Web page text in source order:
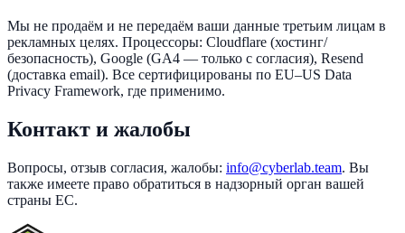
Мы не продаём и не передаём ваши данные третьим лицам в
рекламных целях. Процессоры: Cloudflare (хостинг/
безопасность), Google (GA4 — только с согласия), Resend
(доставка email). Все сертифицированы по EU–US Data
Privacy Framework, где применимо.
Контакт и жалобы
Вопросы, отзыв согласия, жалобы: info@cyberlab.team. Вы
также имеете право обратиться в надзорный орган вашей
страны ЕС.